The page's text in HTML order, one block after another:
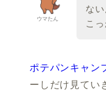
ウマたん
な
こっ
ポテパンキャン
ーしだけ見てい